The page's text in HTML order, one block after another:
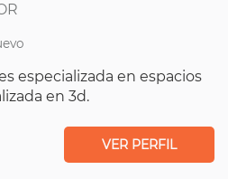
especializada en espacios
en 3d.
VER PERFIL